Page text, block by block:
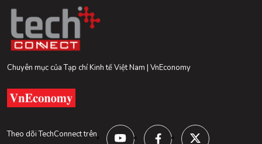
Chuyên mục của Tạp chí Kinh tế Việt Nam | VnEconomy
Theo dõi TechConnect trên